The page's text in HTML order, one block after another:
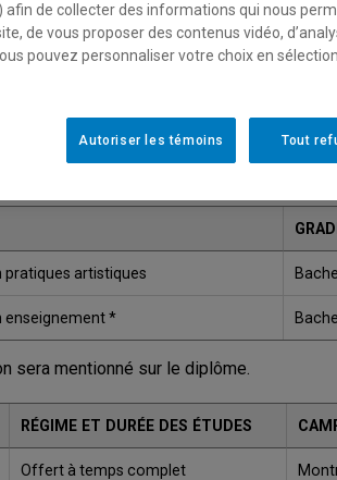
récente de ce programme est disponible.
artistiques
enseignement *
sera mentionné sur le diplôme.
RÉGIME ET DURÉE DES ÉTUDES
Offert à temps complet
afin de collecter des informations qui nous
de vous proposer des contenus vidéo,
pouvez personnaliser votre choix en
Tout
Autoriser les témoins